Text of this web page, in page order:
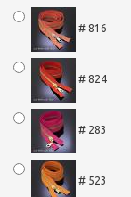
# 816
# 824
# 283
# 523